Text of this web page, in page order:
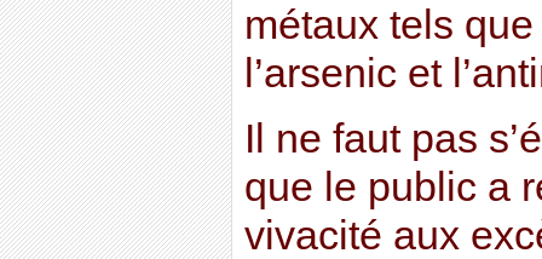
métaux tels
l’arsenic et
Il ne faut pas
que le public a
vivacité aux